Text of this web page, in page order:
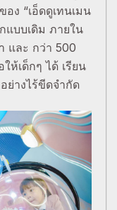
ง “เอ็ดดูเทนเมน
แบบเดิม ภายใน
และ กว่า 500
ห้เด็กๆ ได้ เรียน
างไร้ขีดจำกัด